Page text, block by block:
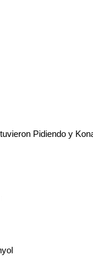
Pidiendo y